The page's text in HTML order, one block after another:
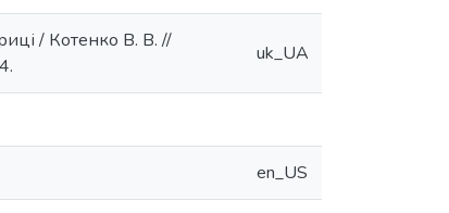
/ Котенко В. В. //
uk_UA
en_US